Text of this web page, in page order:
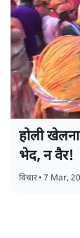
होली
भेद, न वैर!
विचार•7 Mar,